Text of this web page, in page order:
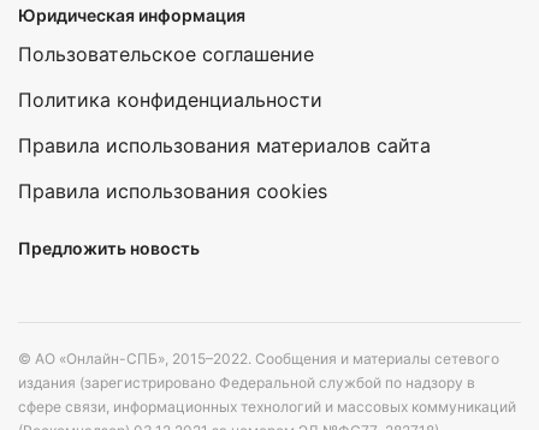
Юридическая информация
Пользовательское соглашение
Политика конфиденциальности
Правила использования материалов сайта
Правила использования cookies
Предложить новость
© АО «Онлайн-СПБ», 2015–2022. Сообщения и материалы сетевого
издания (зарегистрировано Федеральной службой по надзору в
сфере связи, информационных технологий и массовых коммуникаций